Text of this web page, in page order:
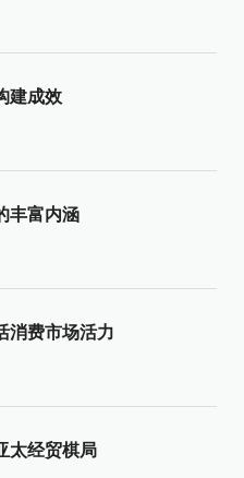
建成效
丰富内涵
消费市场活力
太经贸棋局